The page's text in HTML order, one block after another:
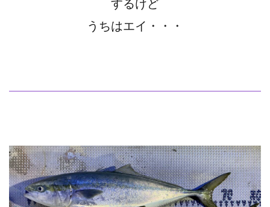
するけど
うちはエイ・・・